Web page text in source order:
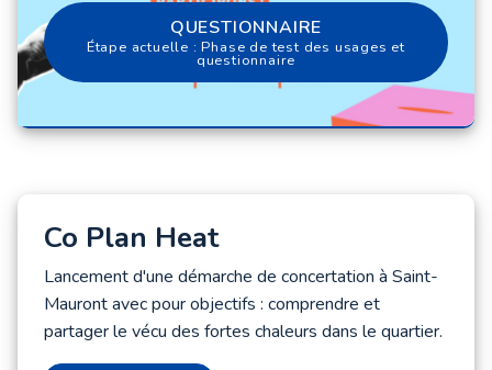
QUESTIONNAIRE
QUESTIONNAIRE
Étape actuelle : Phase de test des usages et
questionnaire
Co Plan Heat
Lancement d'une démarche de concertation à Saint-
Mauront avec pour objectifs : comprendre et
partager le vécu des fortes chaleurs dans le quartier.